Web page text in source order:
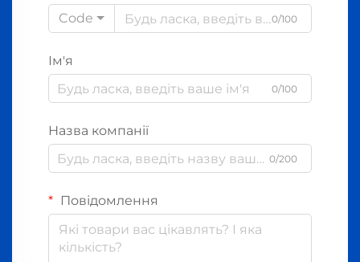
Code
0/100
Ім'я
0/100
Назва компанії
0/200
Повідомлення